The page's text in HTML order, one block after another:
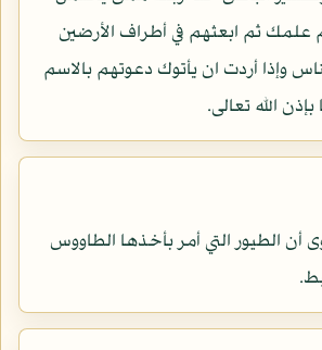
علمك ثم ابعثهم في أطراف الأرضين
وإذا أردت ان يأتوك دعوتهم بالاسم
الله تعالى.
أن الطيور التي أمر بأخذها الطاووس